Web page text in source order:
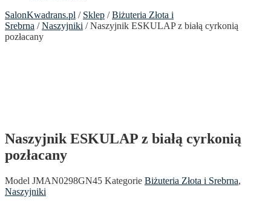
SalonKwadrans.pl / Sklep /Biżuteria Złota i
Srebrna /Naszyjniki / Naszyjnik ESKULAP z białą cyrkonią
pozłacany
Naszyjnik ESKULAP z białą cyrkonią
pozłacany
Model JMAN0298GN45 Kategorie Biżuteria Złota i Srebrna,
Naszyjniki